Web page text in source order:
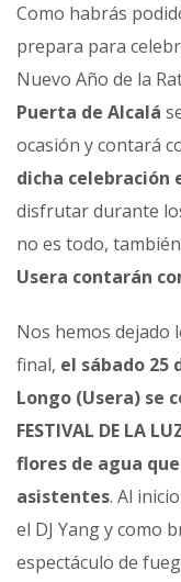
Como habrás
prepara para
Nuevo Año de la
Puerta de Alcalá
ocasión y contará
dicha celebración
disfrutar durante
no es todo, también
Usera contarán
Nos hemos dejado
final, el sábado 25
Longo (Usera) se
FESTIVAL DE LA
flores de agua
asistentes. Al
el DJ Yang y como
espectáculo de